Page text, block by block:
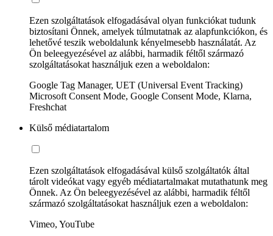
Ezen szolgáltatások elfogadásával olyan funkciókat tudunk
biztosítani Önnek, amelyek túlmutatnak az alapfunkciókon, és
lehetővé teszik weboldalunk kényelmesebb használatát. Az
Ön beleegyezésével az alábbi, harmadik féltől származó
szolgáltatásokat használjuk ezen a weboldalon:
Google Tag Manager, UET (Universal Event Tracking)
Microsoft Consent Mode, Google Consent Mode, Klarna,
Freshchat
Külső médiatartalom
Ezen szolgáltatások elfogadásával külső szolgáltatók által
tárolt videókat vagy egyéb médiatartalmakat mutathatunk meg
Önnek. Az Ön beleegyezésével az alábbi, harmadik féltől
származó szolgáltatásokat használjuk ezen a weboldalon:
Vimeo, YouTube